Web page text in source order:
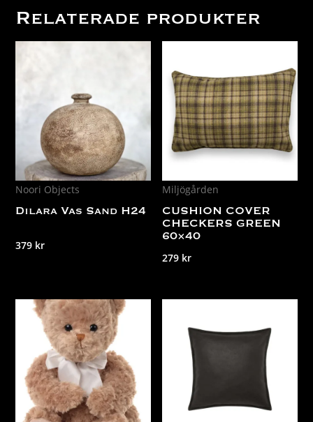
Relaterade produkter
Noori Objects
Dilara Vas Sand H24
379 kr
Miljögården
CUSHION COVER
CHECKERS GREEN
60×40
279 kr